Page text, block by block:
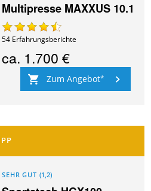
Multipresse MAXXUS 10.1
54 Erfahrungsberichte
ca. 1.700 €
Zum Angebot
SEHR GUT (1,2)